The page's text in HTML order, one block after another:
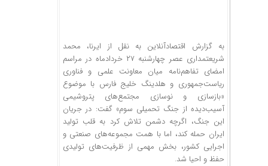
به گزارش اقتصادآنلاین به نقل از ایرنا، محمد
شریعتمداری عصر چهارشنبه ۲۷ خردادماه در مراسم
امضای تفاهم‌نامه میان معاونت علمی و فناوری
ریاست‌جمهوری و هلدینگ خلیج فارس با موضوع
«بازسازی و نوسازی مجتمع‌های پتروشیمی
آسیب‌دیده از جنگ تحمیلی سوم» گفت: در جریان
این جنگ، اگرچه دشمن تلاش کرد به قلب تولید
ایران حمله کند، اما با همت مجموعه‌های صنعتی و
اجرایی کشور، بخش مهمی از ظرفیت‌های تولیدی
حفظ و احیا شد.